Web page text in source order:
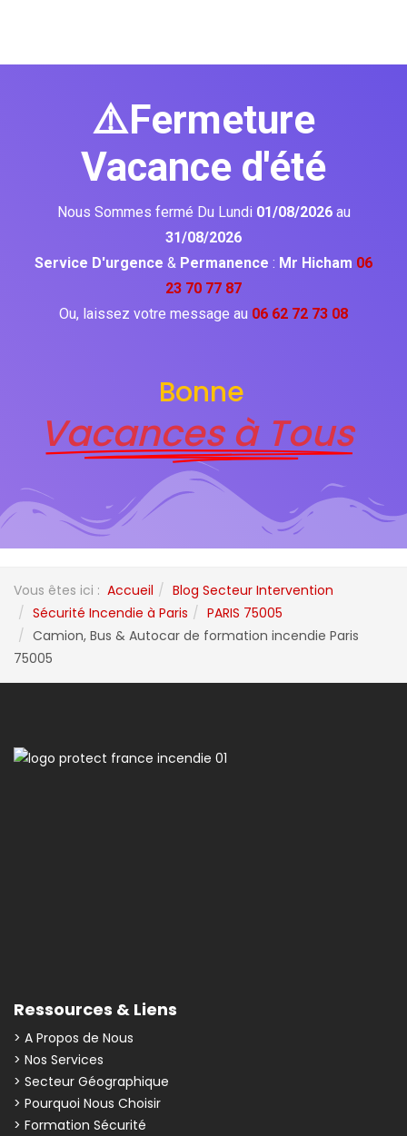
⚠️Fermeture
Vacance d'été
Nous Sommes fermé Du Lundi 01/08/2026 au
31/08/2026
Service D'urgence & Permanence : Mr Hicham 06
23 70 77 87
Ou, laissez votre message au 06 62 72 73 08
Bonne
Vacances à Tous
Vous êtes ici : Accueil
Blog Secteur Intervention
Sécurité Incendie à Paris
PARIS 75005
Camion, Bus & Autocar de formation incendie Paris
75005
Ressources & Liens
> A Propos de Nous
> Nos Services
> Secteur Géographique
> Pourquoi Nous Choisir
> Formation Sécurité